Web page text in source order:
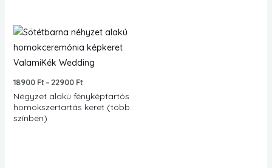
18900 Ft – 22900 Ft
Ártartomány:
18900 Ft
-
22900 Ft
Négyzet alakú fényképtartós
homokszertartás keret (több
színben)